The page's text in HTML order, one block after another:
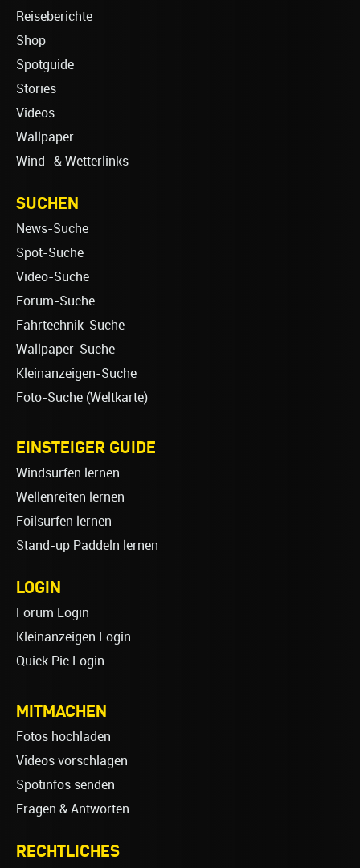
Reiseberichte
Shop
Spotguide
Stories
Videos
Wallpaper
Wind- & Wetterlinks
SUCHEN
News-Suche
Spot-Suche
Video-Suche
Forum-Suche
Fahrtechnik-Suche
Wallpaper-Suche
Kleinanzeigen-Suche
Foto-Suche (Weltkarte)
EINSTEIGER GUIDE
Windsurfen lernen
Wellenreiten lernen
Foilsurfen lernen
Stand-up Paddeln lernen
LOGIN
Forum Login
Kleinanzeigen Login
Quick Pic Login
MITMACHEN
Fotos hochladen
Videos vorschlagen
Spotinfos senden
Fragen & Antworten
RECHTLICHES